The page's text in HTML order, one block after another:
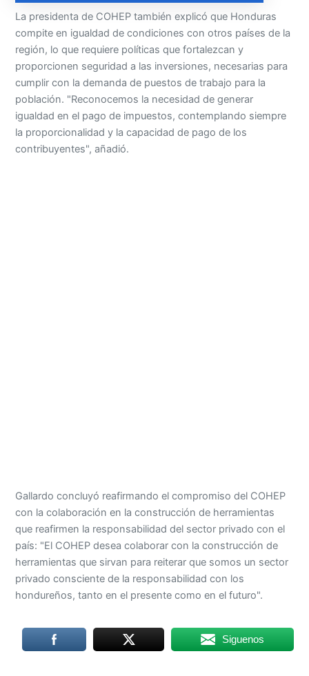
La presidenta de COHEP también explicó que Honduras
compite en igualdad de condiciones con otros países de la
región, lo que requiere políticas que fortalezcan y
proporcionen seguridad a las inversiones, necesarias para
cumplir con la demanda de puestos de trabajo para la
población. "Reconocemos la necesidad de generar
igualdad en el pago de impuestos, contemplando siempre
la proporcionalidad y la capacidad de pago de los
contribuyentes", añadió.
Gallardo concluyó reafirmando el compromiso del COHEP
con la colaboración en la construcción de herramientas
que reafirmen la responsabilidad del sector privado con el
país: "El COHEP desea colaborar con la construcción de
herramientas que sirvan para reiterar que somos un sector
privado consciente de la responsabilidad con los
hondureños, tanto en el presente como en el futuro".
Siguenos